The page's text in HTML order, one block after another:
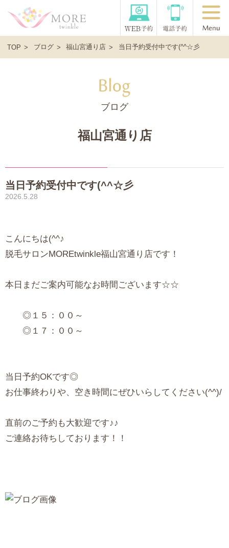
TOP ブログ 福山宮通り店 当日予約受付中です(^^☆彡
ブログ
福山宮通り店
当日予約受付中です(^^☆彡
2026.5.28
こんにちは(^^♪
脱毛サロンMOREtwinkle福山宮通り店です！
本日まだご案内可能なお時間ございます☆☆
◎１５：００～
◎１７：００～
当日予約OKです◎
お仕事終わりや、空き時間にぜひいらしてください(^^)/
直前のご予約も大歓迎です♪♪
ご連絡お待ちしております！！